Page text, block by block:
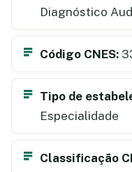
Diagnóstico
Código CNES:
Tipo de
Especialidade
Classificação